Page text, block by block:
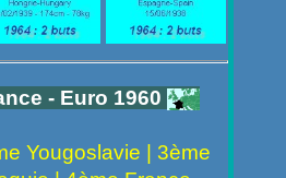
- Euro 1960
Yougoslavie | 3ème